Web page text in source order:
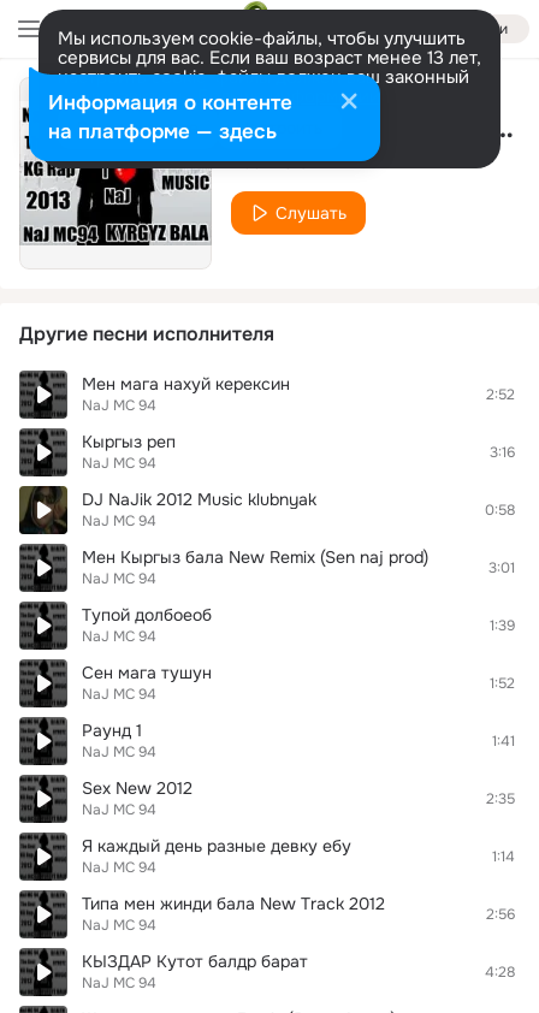
Войти
Мы используем cookie-файлы, чтобы улучшить
сервисы для вас. Если ваш возраст менее 13 лет,
настроить cookie-файлы должен ваш законный
представитель. Больше информации
Разрешить все Настроить Men Kyrgyz Bala dj najik
NaJ MC 94
Слушать
Другие песни исполнителя
Мен мага нахуй керексин
NaJ MC 94
2:52
Кыргыз реп
NaJ MC 94
3:16
DJ NaJik 2012 Music klubnyak
NaJ MC 94
0:58
Мен Кыргыз бала New Remix (Sen naj prod)
NaJ MC 94
3:01
Тупой долбоеоб
NaJ MC 94
1:39
Сен мага тушун
NaJ MC 94
1:52
Раунд 1
NaJ MC 94
1:41
Sex New 2012
NaJ MC 94
2:35
Я каждый день разные девку ебу
NaJ MC 94
1:14
Типа мен жинди бала New Track 2012
NaJ MC 94
2:56
КЫЗДАР Кутот балдр барат
NaJ MC 94
4:28
Информация о контенте
на платформе — здесь